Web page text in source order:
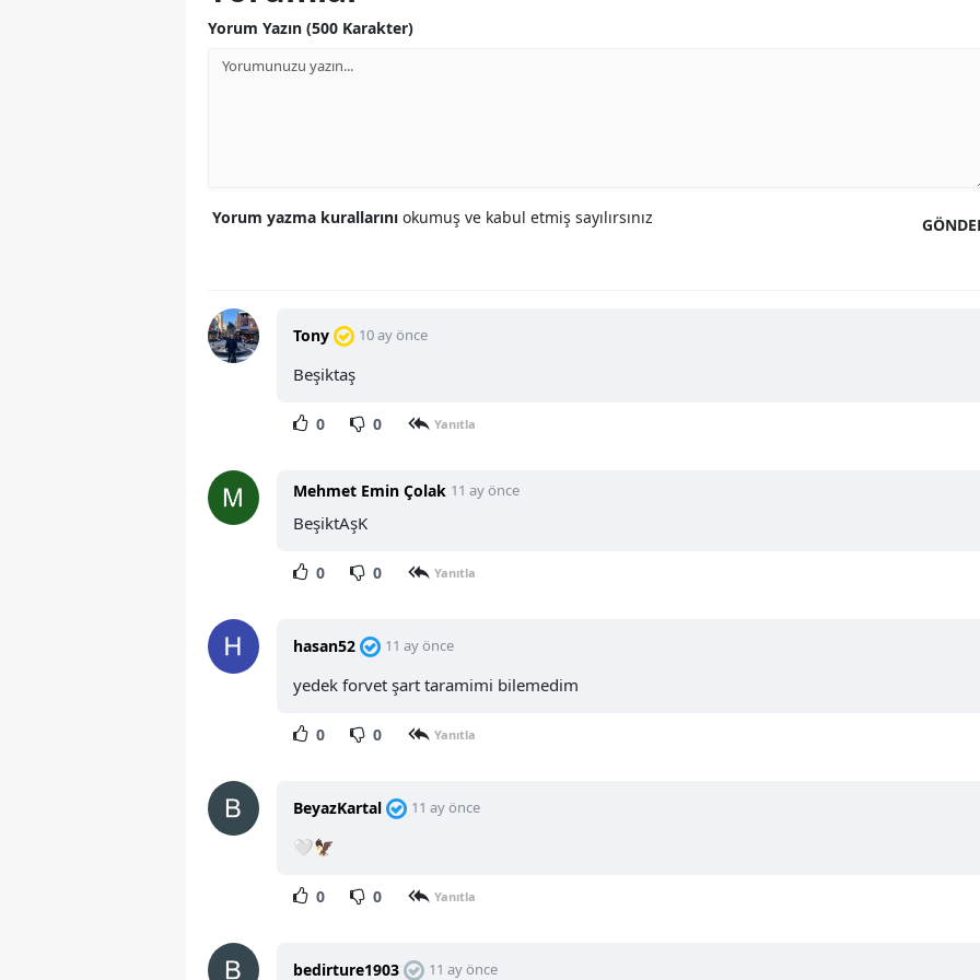
Yorum Yazın (500 Karakter)
Yorum yazma kurallarını okumuş ve kabul etmiş sayılırsınız
Tony 10 ay önce
Beşiktaş
0 0 Yanıtla
Mehmet Emin Çolak 11 ay önce
BeşiktAşK
0 0 Yanıtla
hasan52 11 ay önce
yedek forvet şart taramimi bilemedim
0 0 Yanıtla
BeyazKartal 11 ay önce
🤍🦅
0 0 Yanıtla
bedirture1903 11 ay önce